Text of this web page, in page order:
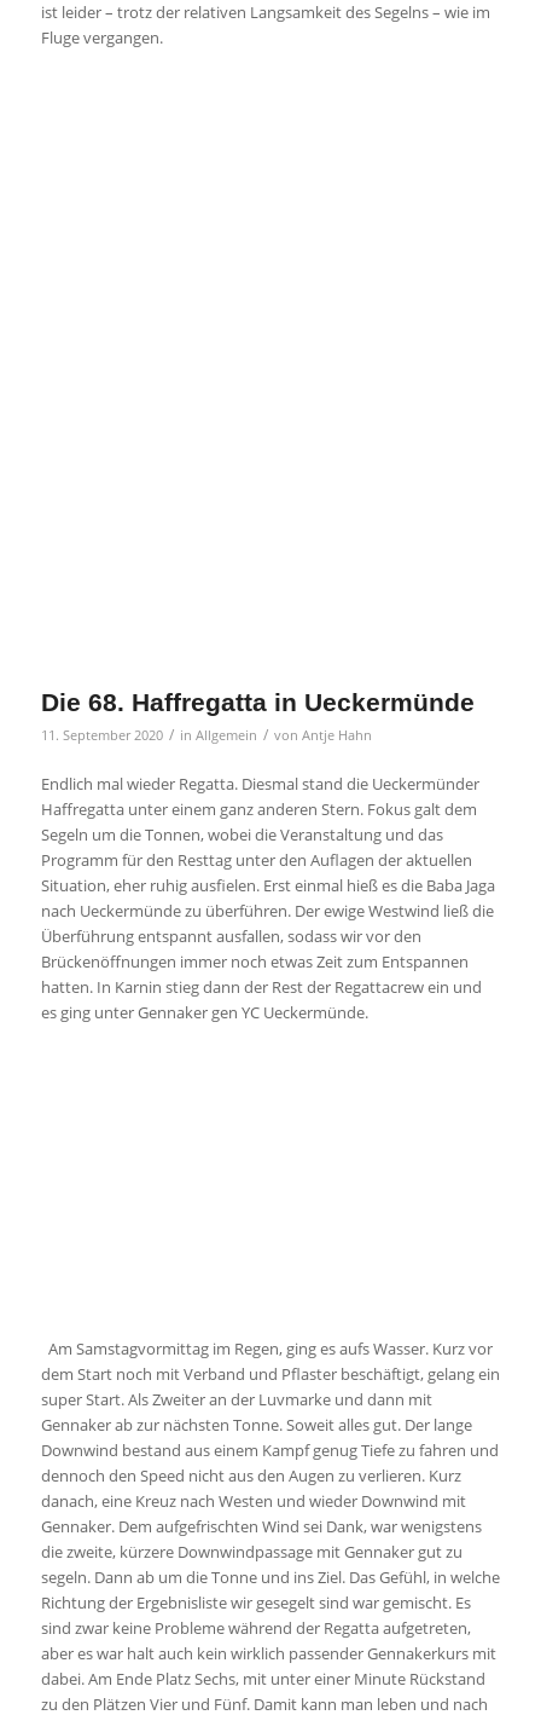
ist leider – trotz der relativen Langsamkeit des Segelns – wie im
Fluge vergangen.
Die 68. Haffregatta in Ueckermünde
11. September 2020 / in Allgemein / von Antje Hahn
Endlich mal wieder Regatta. Diesmal stand die Ueckermünder
Haffregatta unter einem ganz anderen Stern. Fokus galt dem
Segeln um die Tonnen, wobei die Veranstaltung und das
Programm für den Resttag unter den Auflagen der aktuellen
Situation, eher ruhig ausfielen. Erst einmal hieß es die Baba Jaga
nach Ueckermünde zu überführen. Der ewige Westwind ließ die
Überführung entspannt ausfallen, sodass wir vor den
Brückenöffnungen immer noch etwas Zeit zum Entspannen
hatten. In Karnin stieg dann der Rest der Regattacrew ein und
es ging unter Gennaker gen YC Ueckermünde.
Richtung der Ergebnisliste wir gesegelt sind war gemischt. Es
sind zwar keine Probleme während der Regatta aufgetreten,
aber es war halt auch kein wirklich passender Gennakerkurs mit
dabei. Am Ende Platz Sechs, mit unter einer Minute Rückstand
zu den Plätzen Vier und Fünf. Damit kann man leben und nach
einer Bratwurst und paar Bier ging es sonntagfrüh wieder
zurück nach Hause. Diesmal über die Ostsee. Bis Einfahrt
Kaiserfahrt mit Gennaker, den Kanal hoch bis Swinemünde und
dann mit Gesellschaft der anderen Greifswalder in Richtung
Greifswalder Bodden. Der Wind kam mal wieder aus West und
damit ging es Wind und Welle entgegen. Groß einreffen…Groß
ausreffen…Groß einreffen…Groß ausreffen. Wenn schon nicht
durch den Kurs, kam wenigstens durchs Reffen und durch die
Winddreher Abwechslung dazu. Am Abend kamen wir dann
nach 164 nm wieder in Greifswald an. Dann noch schnell Boot